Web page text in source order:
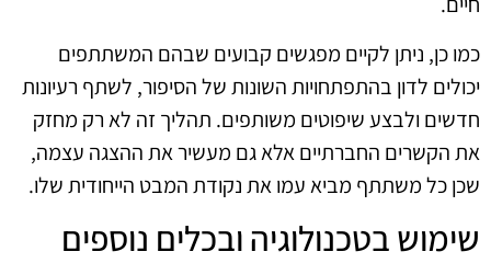
כמו כן, ניתן לקיים מפגשים קבועים שבהם המשתתפים
יכולים לדון בהתפתחויות השונות של הסיפור, לשתף רעיונות
חדשים ולבצע שיפוטים משותפים. תהליך זה לא רק מחזק
את הקשרים החברתיים אלא גם מעשיר את ההצגה עצמה,
שכן כל משתתף מביא עמו את נקודת המבט הייחודית שלו.
שימוש בטכנולוגיה ובכלים נוספים